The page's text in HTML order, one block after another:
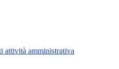
attività amministrativa